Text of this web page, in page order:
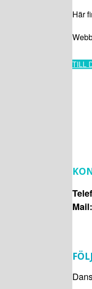
Här
TILL
Mail: